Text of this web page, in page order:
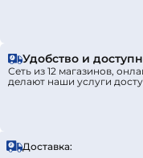
Удобство и
Сеть из 12 магазинов,
делают наши услуги
Доставка: